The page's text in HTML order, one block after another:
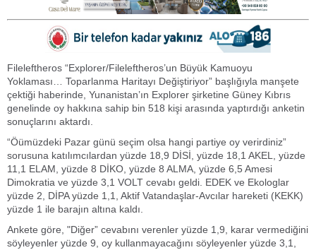
Fileleftheros “Explorer/Fileleftheros’un Büyük Kamuoyu
Yoklaması… Toparlanma Haritayı Değiştiriyor” başlığıyla manşete
çektiği haberinde, Yunanistan’ın Explorer şirketine Güney Kıbrıs
genelinde oy hakkına sahip bin 518 kişi arasında yaptırdığı anketin
sonuçlarını aktardı.
“Öümüzdeki Pazar günü seçim olsa hangi partiye oy verirdiniz”
sorusuna katılımcılardan yüzde 18,9 DİSİ, yüzde 18,1 AKEL, yüzde
11,1 ELAM, yüzde 8 DİKO, yüzde 8 ALMA, yüzde 6,5 Amesi
Dimokratia ve yüzde 3,1 VOLT cevabı geldi. EDEK ve Ekologlar
yüzde 2, DİPA yüzde 1,1, Aktif Vatandaşlar-Avcılar hareketi (KEKK)
yüzde 1 ile barajın altına kaldı.
Ankete göre, "Diğer” cevabını verenler yüzde 1,9, karar vermediğini
söyleyenler yüzde 9, oy kullanmayacağını söyleyenler yüzde 3,1,